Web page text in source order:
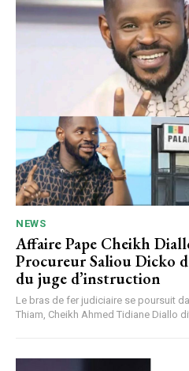
NEWS
Affaire Pape Cheikh
Procureur Saliou Dicko
du juge d’instruction
Le bras de fer judiciaire se poursuit
Thiam, Cheikh Ahmed Tidiane Diallo